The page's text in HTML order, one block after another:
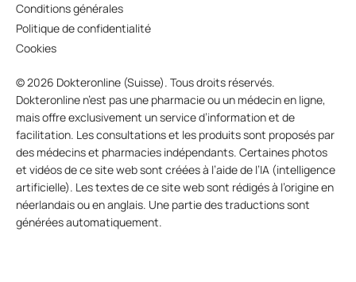
Conditions générales
Politique de confidentialité
Cookies
© 2026 Dokteronline (Suisse). Tous droits réservés.
Dokteronline n’est pas une pharmacie ou un médecin en ligne,
mais offre exclusivement un service d’information et de
facilitation. Les consultations et les produits sont proposés par
des médecins et pharmacies indépendants. Certaines photos
et vidéos de ce site web sont créées à l’aide de l’IA (intelligence
artificielle). Les textes de ce site web sont rédigés à l’origine en
néerlandais ou en anglais. Une partie des traductions sont
générées automatiquement.